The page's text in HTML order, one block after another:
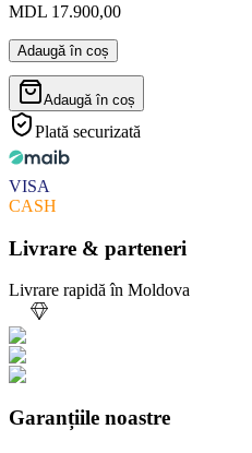
MDL 17.900,00
Adaugă în coș
Adaugă în coș
Plată securizată
VISA
CASH
Livrare & parteneri
Livrare rapidă în Moldova
Garanțiile noastre